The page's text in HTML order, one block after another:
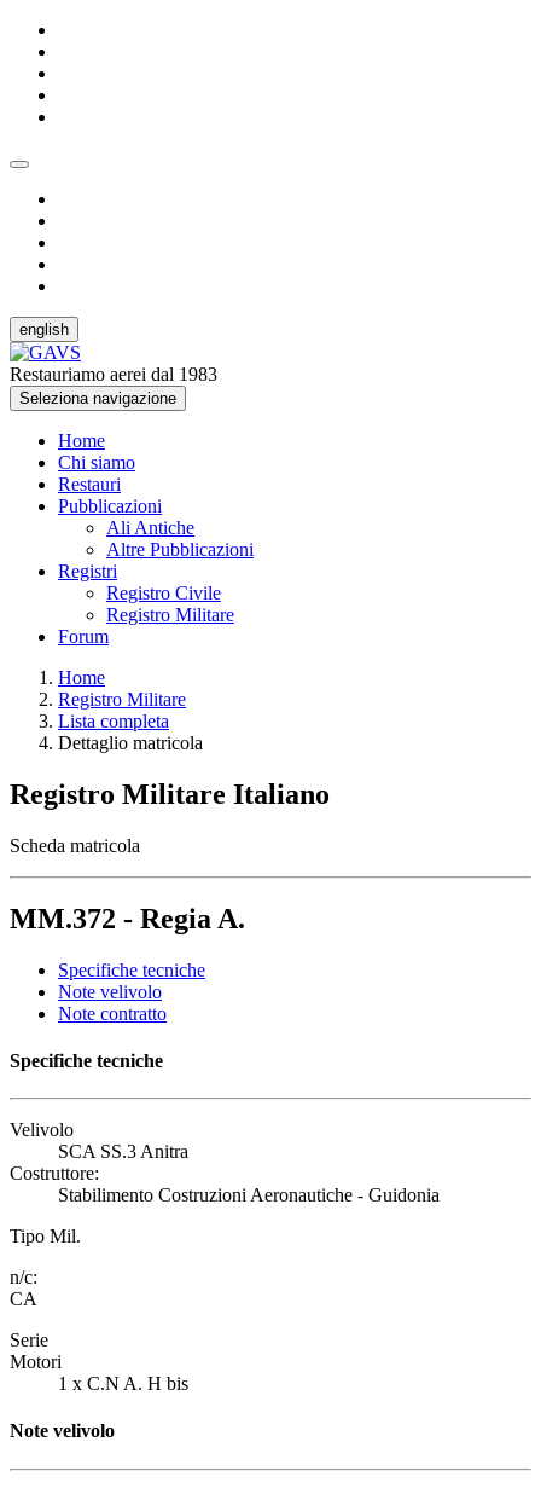
english
Restauriamo aerei dal 1983
Seleziona navigazione
Home
Chi siamo
Restauri
Pubblicazioni
Ali Antiche
Altre Pubblicazioni
Registri
Registro Civile
Registro Militare
Forum
Home
Registro Militare
Lista completa
Dettaglio matricola
Registro Militare Italiano
Scheda matricola
MM.372 - Regia A.
Specifiche tecniche
Note velivolo
Note contratto
Specifiche tecniche
Velivolo
SCA SS.3 Anitra
Costruttore:
Stabilimento Costruzioni Aeronautiche - Guidonia
Tipo Mil.
n/c:
CA
Serie
Motori
1 x C.N A. H bis
Note velivolo